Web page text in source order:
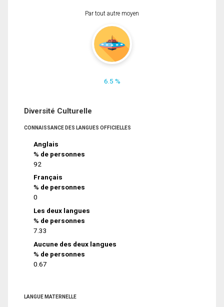
Par tout autre moyen
6.5 %
Diversité Culturelle
CONNAISSANCE DES LANGUES OFFICIELLES
Anglais
% de personnes
92
Français
% de personnes
0
Les deux langues
% de personnes
7.33
Aucune des deux langues
% de personnes
0.67
LANGUE MATERNELLE